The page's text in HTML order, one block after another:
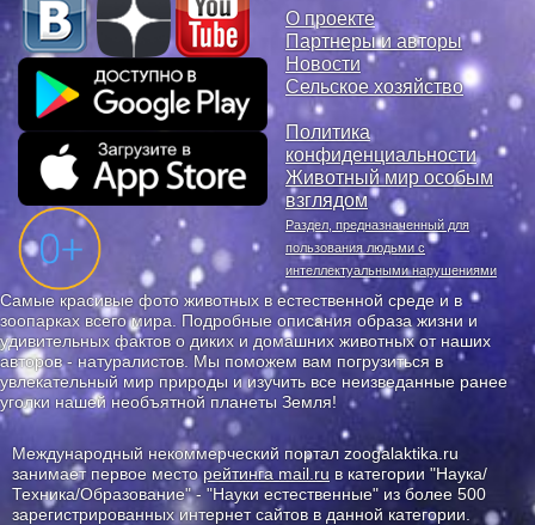
О проекте
Партнеры и авторы
Новости
Сельское хозяйство
Политика
конфиденциальности
Животный мир особым
взглядом
Раздел, предназначенный для
пользования людьми с
интеллектуальными нарушениями
Самые красивые фото животных в естественной среде и в
зоопарках всего мира. Подробные описания образа жизни и
удивительных фактов о диких и домашних животных от наших
авторов - натуралистов. Мы поможем вам погрузиться в
увлекательный мир природы и изучить все неизведанные ранее
уголки нашей необъятной планеты Земля!
Международный некоммерческий портал zoogalaktika.ru
занимает первое месторейтинга mail.ru в категории "Наука/
Техника/Образование" - "Науки естественные" из более 500
зарегистрированных интернет сайтов в данной категории.